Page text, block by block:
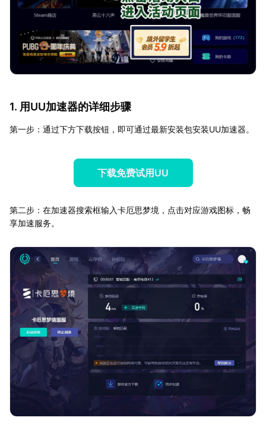
1. 用UU加速器的详细步骤
第一步：通过下方下载按钮，即可通过最新安装包安装UU加速器。
下载免费试用UU
第二步：在加速器搜索框输入卡厄思梦境，点击对应游戏图标，畅
享加速服务。